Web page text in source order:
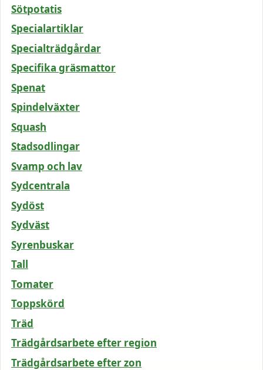
Sötpotatis
Specialartiklar
Specialträdgårdar
Specifika gräsmattor
Spenat
Spindelväxter
Squash
Stadsodlingar
Svamp och lav
Sydcentrala
Sydöst
Sydväst
Syrenbuskar
Tall
Tomater
Toppskörd
Träd
Trädgårdsarbete efter region
Trädgårdsarbete efter zon